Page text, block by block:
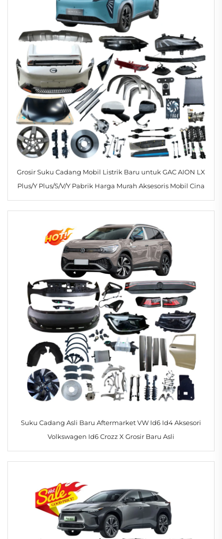
Grosir Suku Cadang Mobil Listrik Baru untuk GAC AION LX
Plus/Y Plus/S/V/Y Pabrik Harga Murah Aksesoris Mobil Cina
Suku Cadang Asli Baru Aftermarket VW Id6 Id4 Aksesori
Volkswagen Id6 Crozz X Grosir Baru Asli